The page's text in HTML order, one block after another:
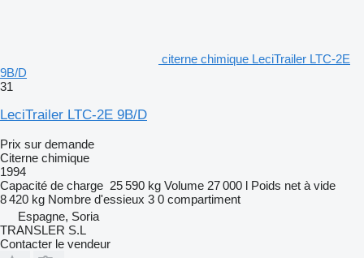
citerne chimique LeciTrailer LTC-2E
9B/D
31
LeciTrailer LTC-2E 9B/D
Prix sur demande
Citerne chimique
1994
Capacité de charge 25 590 kg Volume 27 000 l Poids net à vide
8 420 kg Nombre d'essieux 3 0 compartiment
Espagne, Soria
TRANSLER S.L
Contacter le vendeur